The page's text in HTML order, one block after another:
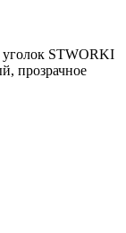
STWORKI
прозрачное